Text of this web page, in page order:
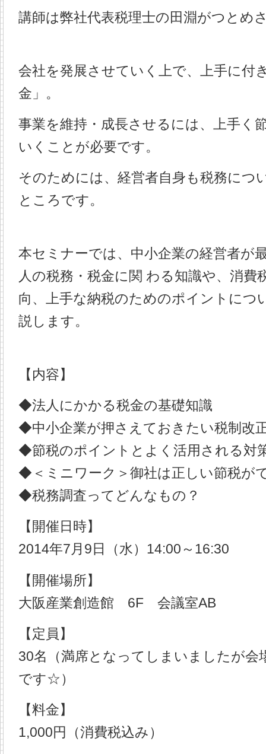
講師は弊社代表税理士の田淵がつとめ
会社を発展させていく上で、上手に付
金」。
事業を維持・成長させるには、上手く
いくことが必要です。
そのためには、経営者自身も税務につ
ところです。
本セミナーでは、中小企業の経営者が
人の税務・税金に関 わる知識や、消費
向、上手な納税のためのポイントにつ
説します。
【内容】
◆法人にかかる税金の基礎知識
◆中小企業が押さえておきたい税制改
◆節税のポイントとよく活用される対
◆＜ミニワーク＞御社は正しい節税が
◆税務調査ってどんなもの？
【開催日時】
2014年7月9日（水）14:00～16:30
【開催場所】
大阪産業創造館 6F 会議室AB
【定員】
30名（満席となってしまいましたが会
です☆）
【料金】
1,000円（消費税込み）